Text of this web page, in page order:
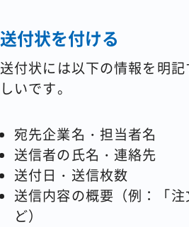
送付状を付ける
送付状には以下の情報を明
しいです。
宛先企業名・担当者名
送信者の氏名・連絡先
送付日・送信枚数
送信内容の概要（例：「
ど）